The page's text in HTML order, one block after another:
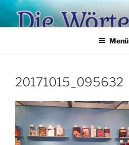
Zum
Inhalt
springen
Menü
20171015_095632